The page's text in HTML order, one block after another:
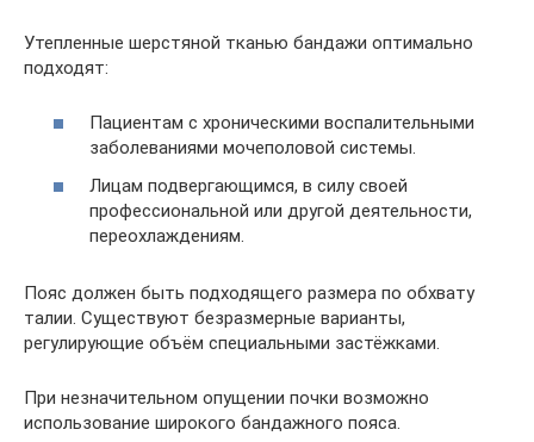
Утепленные шерстяной тканью бандажи оптимально
подходят:
Пациентам с хроническими воспалительными
заболеваниями мочеполовой системы.
Лицам подвергающимся, в силу своей
профессиональной или другой деятельности,
переохлаждениям.
Пояс должен быть подходящего размера по обхвату
талии. Существуют безразмерные варианты,
регулирующие объём специальными застёжками.
При незначительном опущении почки возможно
использование широкого бандажного пояса.